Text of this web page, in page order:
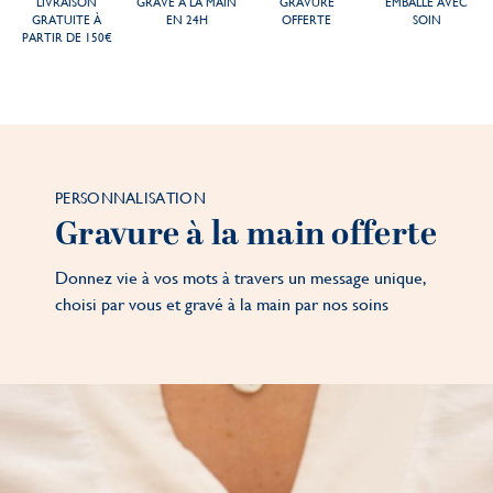
GRATUITE À
PARTIR DE 150€
EN 24H
OFFERTE
SOIN
PERSONNALISATION
Gravure à la main offerte
Donnez vie à vos mots à travers un message unique,
choisi par vous et gravé à la main par nos soins